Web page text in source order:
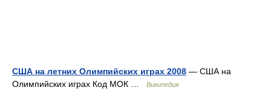
США на летних Олимпийских играх 2008 — США на
Олимпийских играх Код МОК …
Википедия